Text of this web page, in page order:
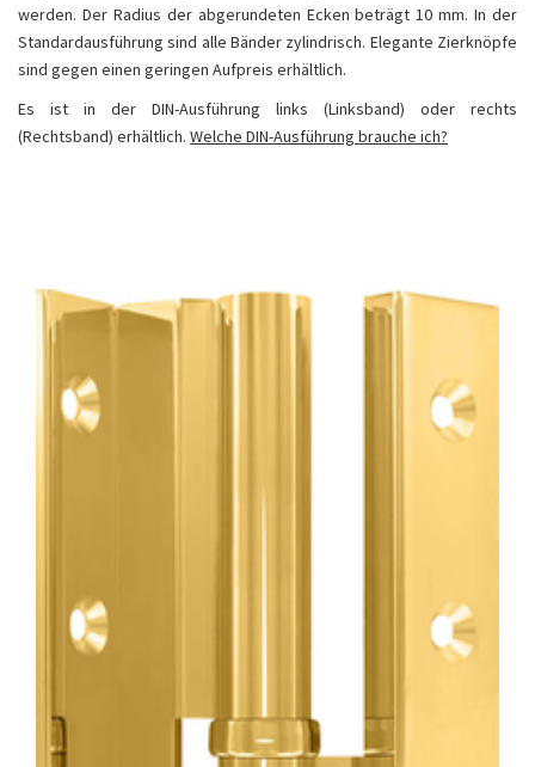
werden. Der Radius der abgerundeten Ecken beträgt 10 mm. In der
Standardausführung sind alle Bänder zylindrisch. Elegante Zierknöpfe
sind gegen einen geringen Aufpreis erhältlich.
Es ist in der DIN-Ausführung links (Linksband) oder rechts
(Rechtsband) erhältlich. Welche DIN-Ausführung brauche ich?